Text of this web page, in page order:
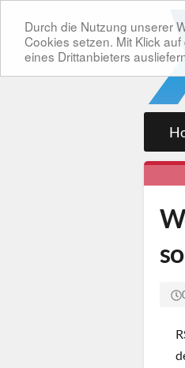
Durch die Nutzung unserer
Cookies setzen. Mit Klick
eines Drittanbieters